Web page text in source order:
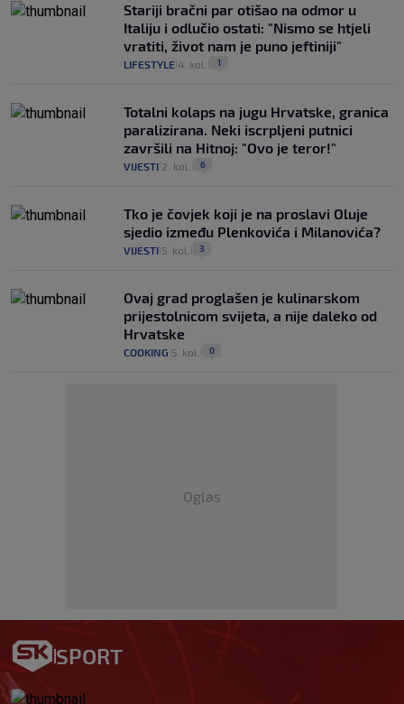
Stariji bračni par otišao na odmor u
Italiju i odlučio ostati: "Nismo se htjeli
vratiti, život nam je puno jeftiniji"
LIFESTYLE 4. kol. 1
Totalni kolaps na jugu Hrvatske, granica
paralizirana. Neki iscrpljeni putnici
završili na Hitnoj: "Ovo je teror!"
VIJESTI 2. kol. 6
Tko je čovjek koji je na proslavi Oluje
sjedio između Plenkovića i Milanovića?
VIJESTI 5. kol. 3
Ovaj grad proglašen je kulinarskom
prijestolnicom svijeta, a nije daleko od
Hrvatske
COOKING 5. kol. 0
Oglas
SPORT